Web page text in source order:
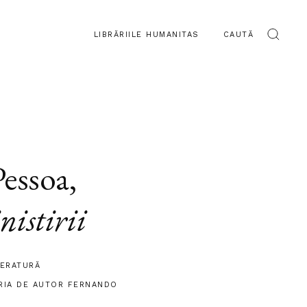
LIBRĂRIILE HUMANITAS CAUTĂ
,
DE AUTOR FERNANDO